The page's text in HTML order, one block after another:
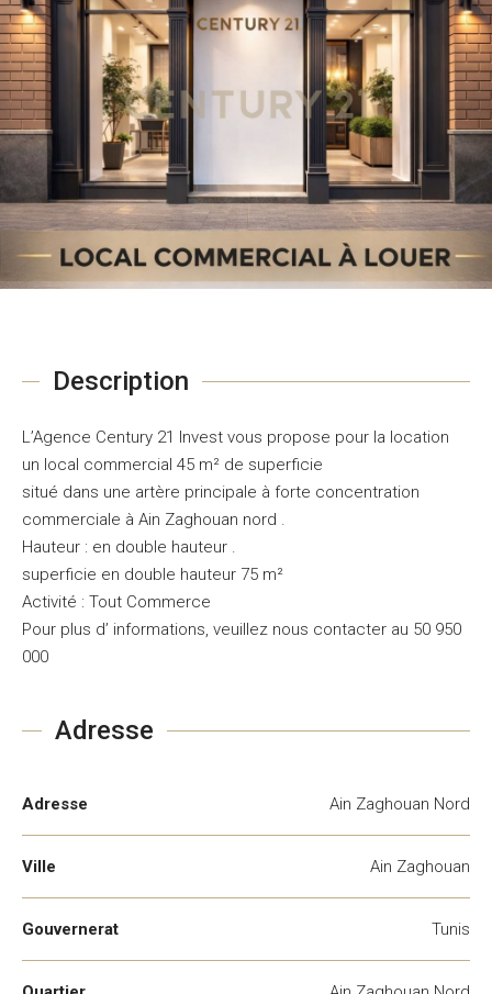
Description
L’Agence Century 21 Invest vous propose pour la location
un local commercial 45 m² de superficie
situé dans une artère principale à forte concentration
commerciale à Ain Zaghouan nord .
Hauteur : en double hauteur .
superficie en double hauteur 75 m²
Activité : Tout Commerce
Pour plus d’ informations, veuillez nous contacter au 50 950
000
Adresse
Adresse Ain Zaghouan Nord
Ville Ain Zaghouan
Gouvernerat Tunis